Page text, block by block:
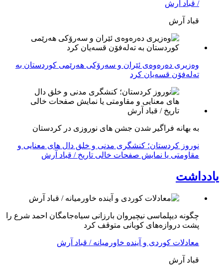
/ قباد آرش
قباد آرش
وەزیری دەرەوەی ئێران و سەرۆکی هەرێمی کوردستان بە
تەلەفۆن قسەیان کرد
به بهانه فراگیر شدن جشن های نوروزی در کردستان
نوروز کردستان؛ کنشگری مدنی و خلق دال های معنایی و
مقاومتی یا نمایش صفحات خالی تاریخ / قباد آرش
یادداشت
چگونه دیپلماسی نیچیروان بارزانی سیاەجامگان احمد شرع را
پشت دروازەهای کوبانی متوقف کرد
معادلات کوردی و آینده خاورمیانه / قباد آرش
قباد آرش